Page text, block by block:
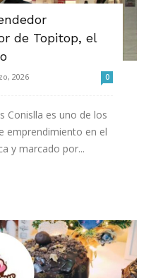
de Topitop, el
2026 0
Conislla es uno de los
emprendimiento en el
y marcado por...